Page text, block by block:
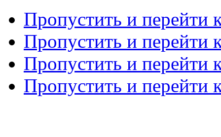
Пропустить и перейти
Пропустить и перейти
Пропустить и перейти
Пропустить и перейти